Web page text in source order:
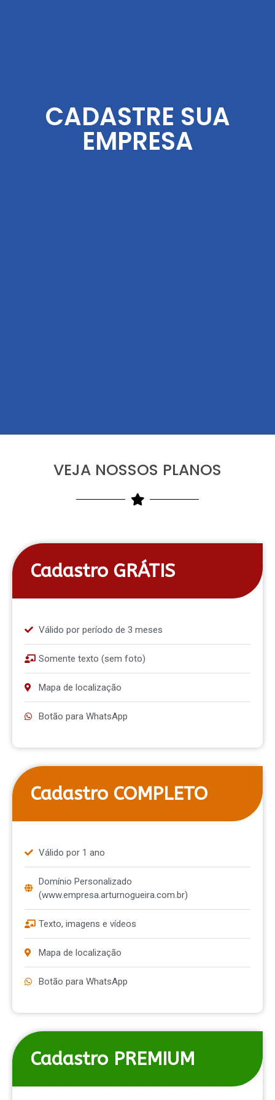
CADASTRE SUA
EMPRESA
VEJA NOSSOS PLANOS
Cadastro GRÁTIS
Válido por período de 3 meses
Somente texto (sem foto)
Mapa de localização
Botão para WhatsApp
Cadastro COMPLETO
Válido por 1 ano
Domínio Personalizado
(www.empresa.arturnogueira.com.br)
Texto, imagens e vídeos
Mapa de localização
Botão para WhatsApp
Cadastro PREMIUM